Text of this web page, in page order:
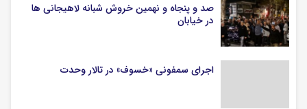
صد و پنجاه و نهمین خروش شبانه لاهیجانی ها
در خیابان
اجرای سمفونی «خسوف» در تالار وحدت